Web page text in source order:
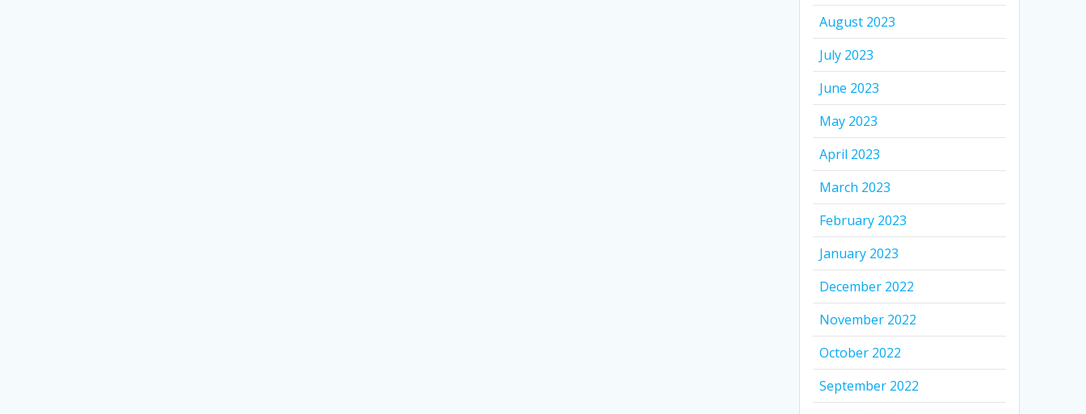
August 2023
July 2023
June 2023
May 2023
April 2023
March 2023
February 2023
January 2023
December 2022
November 2022
October 2022
September 2022